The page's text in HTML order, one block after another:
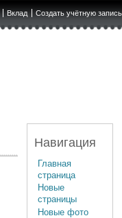
Вклад Создать учётную запись
Навигация
Главная
страница
Новые
страницы
Новые фото